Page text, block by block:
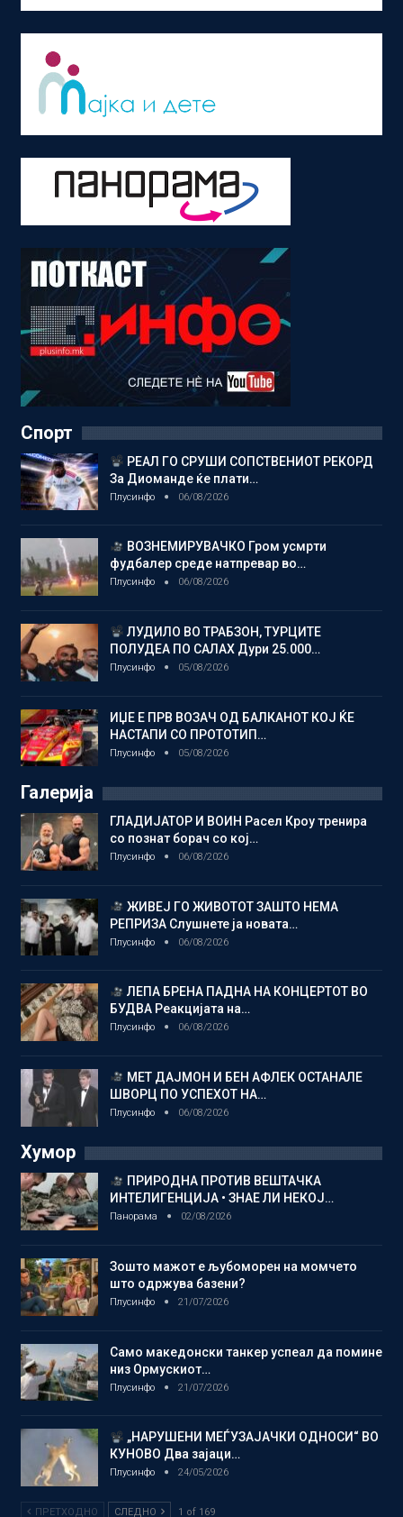
Спорт
РЕАЛ ГО СРУШИ СОПСТВЕНИОТ РЕКОРД
За Диоманде ќе плати…
Плусинфо 06/08/2026
ВОЗНЕМИРУВАЧКО Гром усмрти
фудбалер среде натпревар во…
Плусинфо 06/08/2026
ЛУДИЛО ВО ТРАБЗОН, ТУРЦИТЕ
ПОЛУДЕА ПО САЛАХ Дури 25.000…
Плусинфо 05/08/2026
ИЏЕ Е ПРВ ВОЗАЧ ОД БАЛКАНОТ КОЈ ЌЕ
НАСТАПИ СО ПРОТОТИП…
Плусинфо 05/08/2026
Галерија
ГЛАДИЈАТОР И ВОИН Расел Кроу тренира
со познат борач со кој…
Плусинфо 06/08/2026
ЖИВЕЈ ГО ЖИВОТОТ ЗАШТО НЕМА
РЕПРИЗА Слушнете ја новата…
Плусинфо 06/08/2026
ЛЕПА БРЕНА ПАДНА НА КОНЦЕРТОТ ВО
БУДВА Реакцијата на…
Плусинфо 06/08/2026
МЕТ ДАЈМОН И БЕН АФЛЕК ОСТАНАЛЕ
ШВОРЦ ПО УСПЕХОТ НА…
Плусинфо 06/08/2026
Хумор
ПРИРОДНА ПРОТИВ ВЕШТАЧКА
ИНТЕЛИГЕНЦИЈА • ЗНАЕ ЛИ НЕКОЈ…
Панорама 02/08/2026
Зошто мажот е љубоморен на момчето
што одржува базени?
Плусинфо 21/07/2026
Само македонски танкер успеал да помине
низ Ормускиот…
Плусинфо 21/07/2026
„НАРУШЕНИ МЕЃУЗАЈАЧКИ ОДНОСИ“ ВО
КУНОВО Два зајаци…
Плусинфо 24/05/2026
ПРЕТХОДНО СЛЕДНО 1 of 169